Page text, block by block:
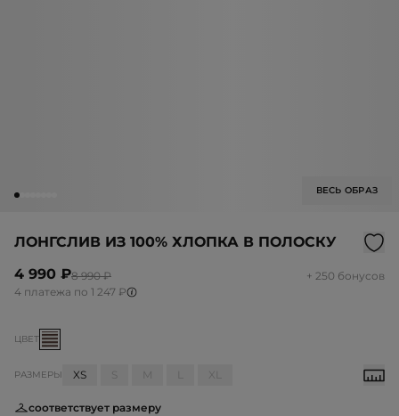
ВЕСЬ ОБРАЗ
ЛОНГСЛИВ ИЗ 100% ХЛОПКА В ПОЛОСКУ
4 990 ₽8 990 ₽
+ 250 бонусов
4 платежа по 1 247 ₽
ЦВЕТ
РАЗМЕРЫ XS M XL
соответствует размеру